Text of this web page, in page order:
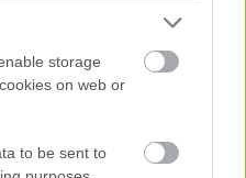
storage
on web or
to be sent to
trükk. Nem
mindannyian…